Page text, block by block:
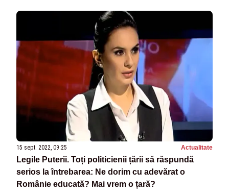
15 sept. 2022, 09:25 Actualitate
Legile Puterii. Toți politicienii țării să răspundă
serios la întrebarea: Ne dorim cu adevărat o
Românie educată? Mai vrem o țară?